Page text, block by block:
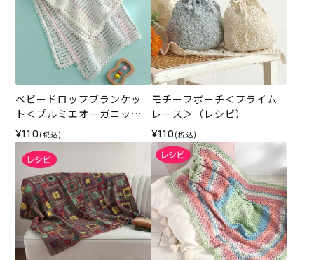
ベビードロップブランケッ
ト＜プルミエオーガニック
コットン＞（レシピ）
¥110 (税込)
モチーフポーチ＜プライム
レース＞（レシピ）
¥110 (税込)